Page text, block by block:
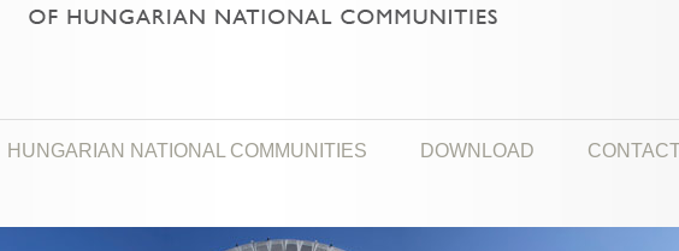
HUNGARIAN NATIONAL COMMUNITIES DOWNLOAD